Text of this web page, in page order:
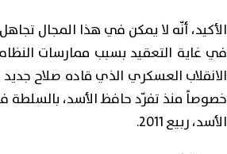
الأكيد، أنّه لا يمكن في هذا المجال
الانقلاب العسكري الذي قاده صلاح
الأسد، ربيع 2011.